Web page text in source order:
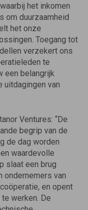
het inkomen
om duurzaamheid
het onze
Toegang tot
verzekert ons
te
een belangrijk
uitdagingen van
Ventures: “De
begrip van de
de dag worden
waardevolle
slaat een brug
ondernemers van
en opent
werken. De